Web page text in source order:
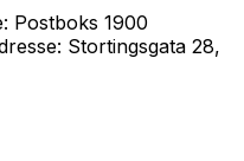
Postboks 1900
Stortingsgata 28,